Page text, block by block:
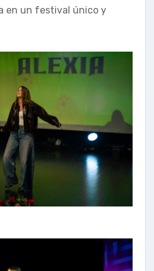
en un festival único y